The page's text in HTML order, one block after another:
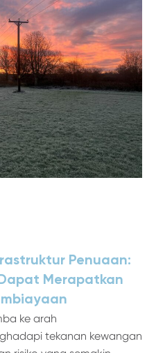
Penuaan:
Merapatkan
ke arah
tekanan kewangan